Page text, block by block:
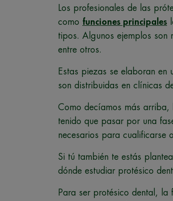
Los profesionales de las
como funciones principales
tipos. Algunos ejemplos son
entre otros.
Estas piezas se elaboran
son distribuidas en clínicas
Como decíamos más arriba,
tenido que pasar por una
necesarios para cualificarse
Si tú también te estás
dónde estudiar protésico
Para ser protésico dental, la